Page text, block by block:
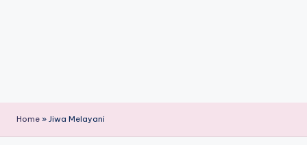
Home » Jiwa Melayani